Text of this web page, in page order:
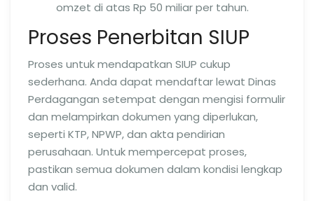
omzet di atas Rp 50 miliar per tahun.
Proses Penerbitan SIUP
Proses untuk mendapatkan SIUP cukup
sederhana. Anda dapat mendaftar lewat Dinas
Perdagangan setempat dengan mengisi formulir
dan melampirkan dokumen yang diperlukan,
seperti KTP, NPWP, dan akta pendirian
perusahaan. Untuk mempercepat proses,
pastikan semua dokumen dalam kondisi lengkap
dan valid.